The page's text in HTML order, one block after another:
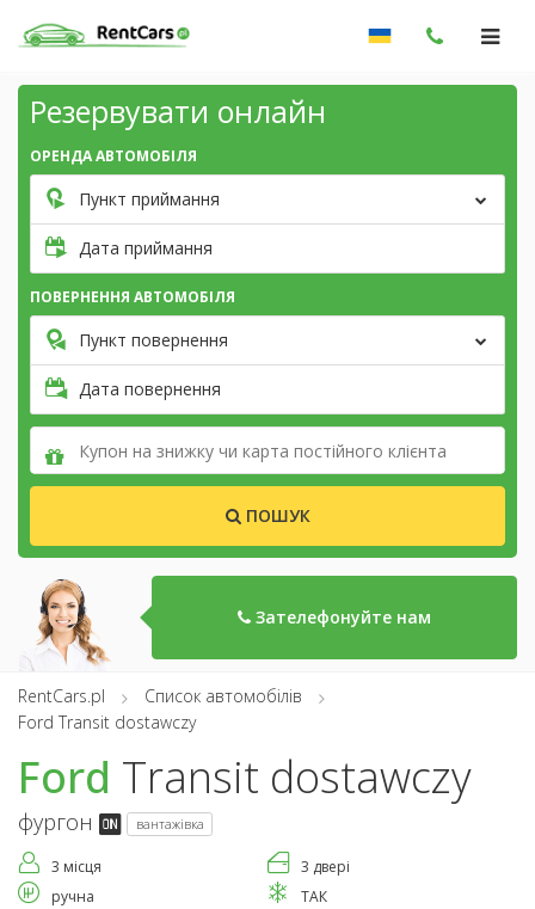
Резервувати онлайн
ОРЕНДА АВТОМОБІЛЯ
Пункт приймання
Дата приймання
ПОВЕРНЕННЯ АВТОМОБІЛЯ
Пункт повернення
Дата повернення
ПОШУК
Зателефонуйте нам
RentCars.pl
Список автомобілів
Ford Transit dostawczy
Ford Transit dostawczy
фургон вантажівка
3 місця
3 двері
ручна
ТАК